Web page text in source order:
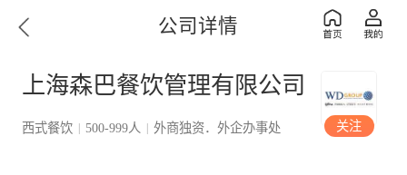
公司详情
上海森巴餐饮管理有限公司
西式餐饮 | 500-999人 | 外商独资．外企办事处 关注